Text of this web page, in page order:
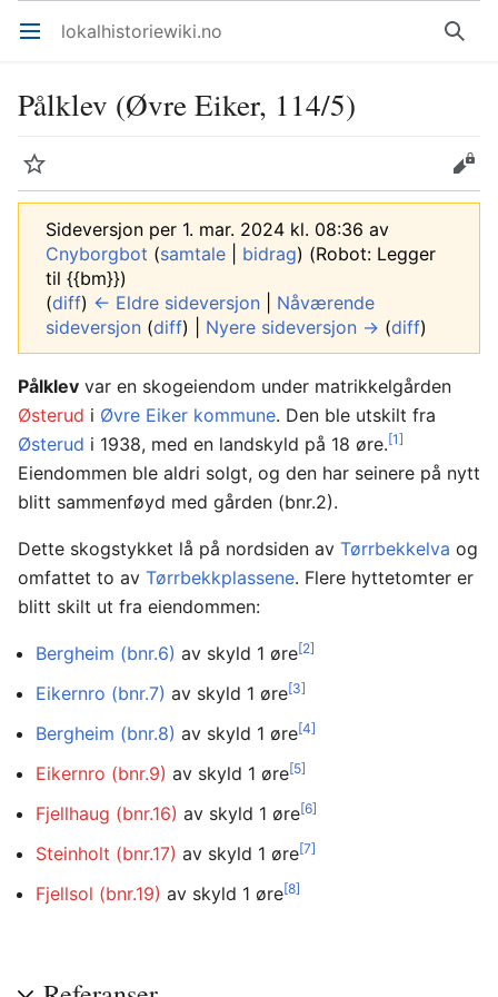
Åpne hovedmenyen lokalhistoriewiki.no Søk
Pålklev (Øvre Eiker, 114/5)
Overvåk Rediger
Sideversjon per 1. mar. 2024 kl. 08:36 av
Cnyborgbot (samtale bidrag) (Robot: Legger
til {{bm}})
(diff) ← Eldre sideversjon
Nåværende
sideversjon (diff) | Nyere sideversjon → (diff)
Pålklev var en skogeiendom under matrikkelgården
Østerud i Øvre Eiker kommune. Den ble utskilt fra
Østerud i 1938, med en landskyld på 18 øre.[1]
Eiendommen ble aldri solgt, og den har seinere på nytt
blitt sammenføyd med gården (bnr.2).
Dette skogstykket lå på nordsiden av Tørrbekkelva og
omfattet to av Tørrbekkplassene. Flere hyttetomter er
blitt skilt ut fra eiendommen:
Bergheim (bnr.6) av skyld 1 øre[2]
Eikernro (bnr.7) av skyld 1 øre[3]
Bergheim (bnr.8) av skyld 1 øre[4]
Eikernro (bnr.9) av skyld 1 øre[5]
Fjellhaug (bnr.16) av skyld 1 øre[6]
Steinholt (bnr.17) av skyld 1 øre[7]
Fjellsol (bnr.19) av skyld 1 øre[8]